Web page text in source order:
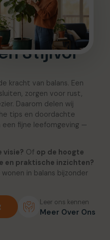
Stijlvol
kracht van balans. Een
zorgen voor rust,
Daarom delen wij
tips en doordachte
een fijne leefomgeving —
visie? Of op de hoogte
en praktische inzichten?
in balans bijzonder
Leer ons kennen
Meer Over Ons